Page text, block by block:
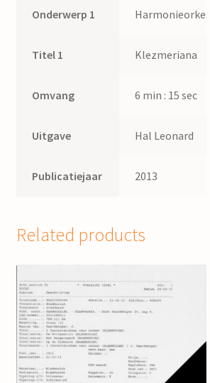
Onderwerp 1 Harmonieorkest
Titel 1 Klezmeriana
Omvang 6 min : 15 sec
Uitgave Hal Leonard
Publicatiejaar 2013
Related products